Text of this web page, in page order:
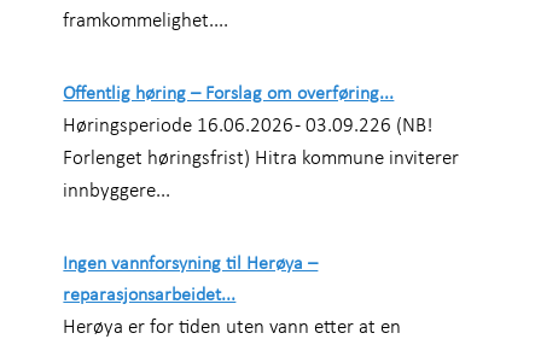
framkommelighet....
Offentlig høring – Forslag om overføring...
Høringsperiode 16.06.2026 - 03.09.226 (NB!
Forlenget høringsfrist) Hitra kommune inviterer
innbyggere...
Ingen vannforsyning til Herøya –
reparasjonsarbeidet...
Herøya er for tiden uten vann etter at en